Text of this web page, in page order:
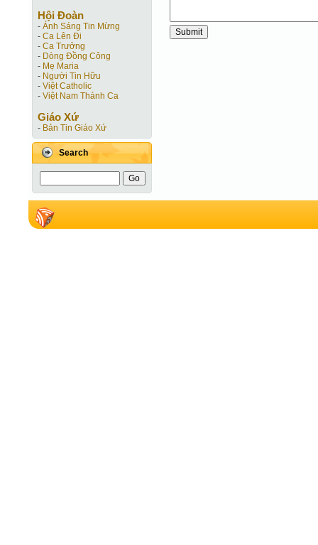
Hội Ðoàn
- Ánh Sáng Tin Mừng
- Ca Lên Đi
- Ca Trưởng
- Dòng Đồng Công
- Mẹ Maria
- Người Tin Hữu
- Việt Catholic
- Việt Nam Thánh Ca
Giáo Xứ
- Bản Tin Giáo Xứ
Search